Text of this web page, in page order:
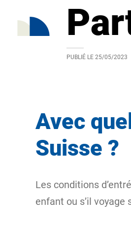
PUBLIÉ LE 25/05/2023
Avec
Suisse ?
Les conditions
enfant ou s’il